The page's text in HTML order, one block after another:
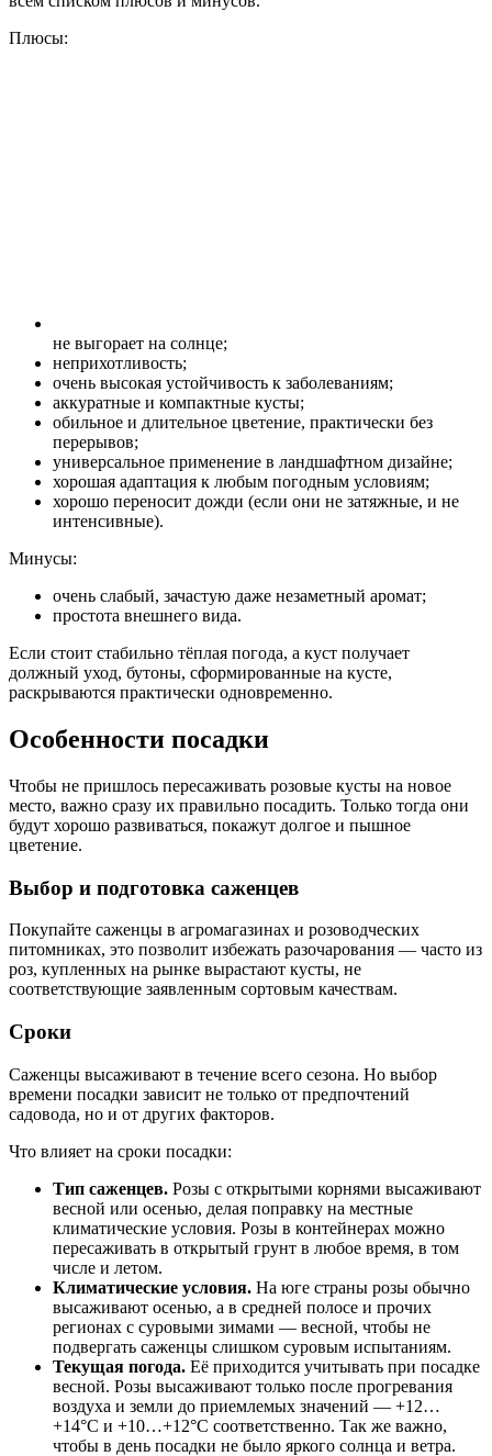
Плюсы:
не выгорает на солнце;
неприхотливость;
очень высокая устойчивость к заболеваниям;
аккуратные и компактные кусты;
обильное и длительное цветение, практически без
перерывов;
универсальное применение в ландшафтном дизайне;
хорошая адаптация к любым погодным условиям;
хорошо переносит дожди (если они не затяжные, и не
интенсивные).
Минусы:
очень слабый, зачастую даже незаметный аромат;
простота внешнего вида.
Если стоит стабильно тёплая погода, а куст получает
должный уход, бутоны, сформированные на кусте,
раскрываются практически одновременно.
Особенности посадки
Чтобы не пришлось пересаживать розовые кусты на новое
место, важно сразу их правильно посадить. Только тогда они
будут хорошо развиваться, покажут долгое и пышное
цветение.
Выбор и подготовка саженцев
Покупайте саженцы в агромагазинах и розоводческих
питомниках, это позволит избежать разочарования — часто из
роз, купленных на рынке вырастают кусты, не
соответствующие заявленным сортовым качествам.
Сроки
Саженцы высаживают в течение всего сезона. Но выбор
времени посадки зависит не только от предпочтений
садовода, но и от других факторов.
Что влияет на сроки посадки:
Тип саженцев. Розы с открытыми корнями высаживают
весной или осенью, делая поправку на местные
климатические условия. Розы в контейнерах можно
пересаживать в открытый грунт в любое время, в том
числе и летом.
Климатические условия. На юге страны розы обычно
высаживают осенью, а в средней полосе и прочих
регионах с суровыми зимами — весной, чтобы не
подвергать саженцы слишком суровым испытаниям.
Текущая погода. Её приходится учитывать при посадке
весной. Розы высаживают только после прогревания
воздуха и земли до приемлемых значений — +12…
+14°C и +10…+12°C соответственно. Так же важно,
чтобы в день посадки не было яркого солнца и ветра.